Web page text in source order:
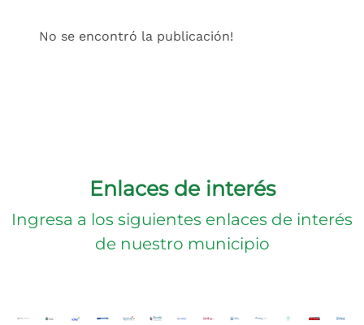
No se encontró la publicación!
Enlaces de interés
Ingresa a los siguientes enlaces de interés
de nuestro municipio
(Este enlace abrirá una nueva pestaña)
(Este enlace abrirá una nueva pestaña)
(Este enlace abrirá una nueva pestaña)
(Este enlace abrirá una nueva pestaña)
(Este enlace abrirá una nueva
(Este enlace abrirá una nueva
(Este enlace abrirá una
(Este enlace abrirá
(Este enlace
(Este enlace
(Este(Este